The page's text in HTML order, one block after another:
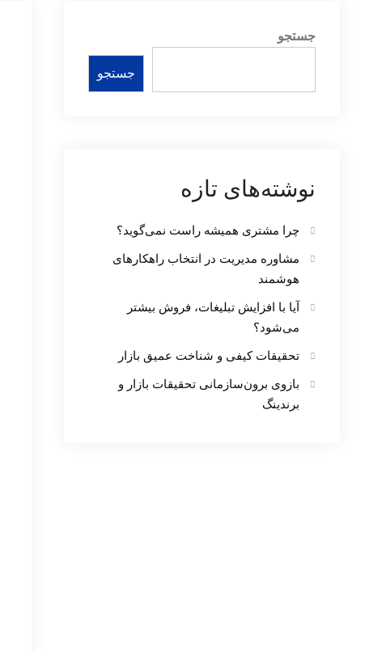
جستجو
جستجو
نوشته‌های تازه
چرا مشتری همیشه راست نمی‌گوید؟
مشاوره مدیریت در انتخاب راهکارهای
هوشمند
آیا با افزایش تبلیغات، فروش بیشتر
می‌شود؟
تحقیقات کیفی و شناخت عمیق بازار
بازوی برون‌سازمانی تحقیقات بازار و
برندینگ